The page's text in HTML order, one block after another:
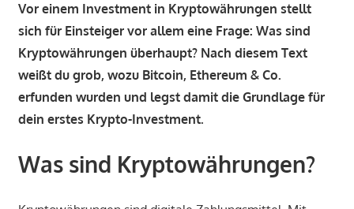
Vor einem Investment in Kryptowährungen stellt
sich für Einsteiger vor allem eine Frage: Was sind
Kryptowährungen überhaupt? Nach diesem Text
weißt du grob, wozu Bitcoin, Ethereum & Co.
erfunden wurden und legst damit die Grundlage für
dein erstes Krypto-Investment.
Was sind Kryptowährungen?